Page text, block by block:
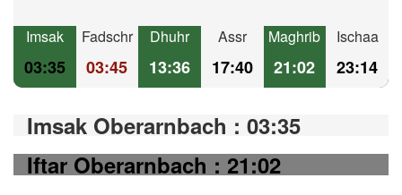
Imsak
03:35
Fadschr
03:45
Dhuhr
13:36
Assr
17:40
Maghrib
21:02
Ischaa
23:14
Imsak Oberarnbach : 03:35
Iftar Oberarnbach : 21:02